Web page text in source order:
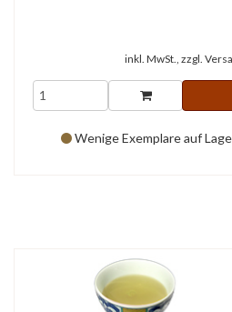
inkl. MwSt., zzgl.
Wenige Exemplare auf